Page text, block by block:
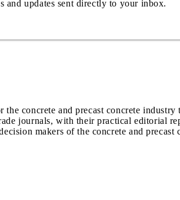
and updates sent directly to your inbox.
concrete and precast concrete
journals, with their practical editorial
makers of the concrete and precast